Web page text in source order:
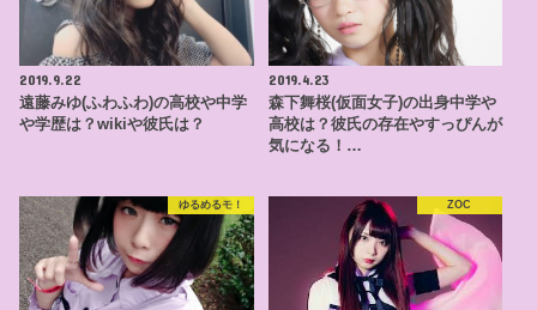
2019.9.22
遠藤みゆ(ふわふわ)の高校や中学
や学歴は？wikiや彼氏は？
2019.4.23
森下舞桜(仮面女子)の出身中学や
高校は？彼氏の存在やすっぴんが
気になる！…
ゆるめるモ！ ZOC